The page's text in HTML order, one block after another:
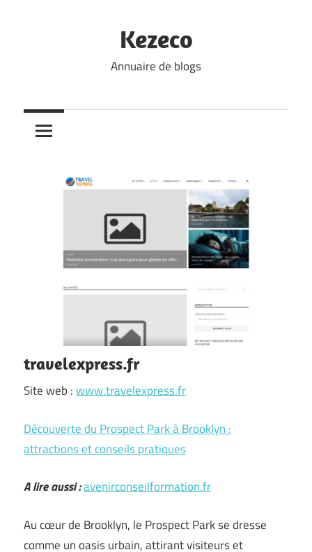
Kezeco
Annuaire de blogs
travelexpress.fr
Site web :www.travelexpress.fr
Découverte du Prospect Park à Brooklyn :
attractions et conseils pratiques
A lire aussi :avenirconseilformation.fr
Au cœur de Brooklyn, le Prospect Park se dresse
comme un oasis urbain, attirant visiteurs et